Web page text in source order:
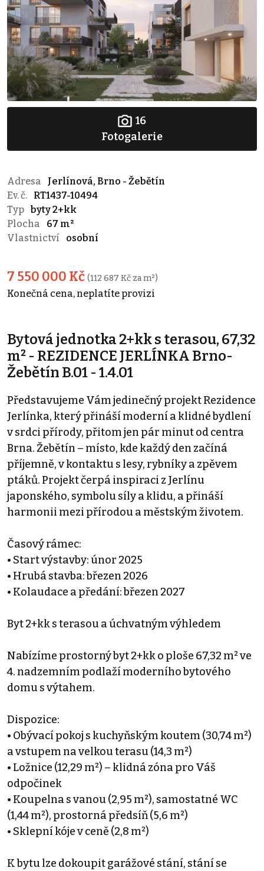
16
Fotogalerie
Adresa
Jerlínová, Brno - Žebětín
Ev. č.
RT1437-10494
Typ byty 2+kk
Plocha
67 m²
Vlastnictví
osobní
7 550 000 Kč (112 687 Kč za m²)
Konečná cena, neplatíte provizi
Bytová jednotka 2+kk s terasou, 67,32
m² - REZIDENCE JERLÍNKA Brno-
Žebětín B.01 - 1.4.01
Představujeme Vám jedinečný projekt Rezidence
Jerlínka, který přináší moderní a klidné bydlení
v srdci přírody, přitom jen pár minut od centra
Brna. Žebětín – místo, kde každý den začíná
příjemně, v kontaktu s lesy, rybníky a zpěvem
ptáků. Projekt čerpá inspiraci z Jerlínu
japonského, symbolu síly a klidu, a přináší
harmonii mezi přírodou a městským životem.
Časový rámec:
• Start výstavby: únor 2025
• Hrubá stavba: březen 2026
• Kolaudace a předání: březen 2027
Byt 2+kk s terasou a úchvatným výhledem
Nabízíme prostorný byt 2+kk o ploše 67,32 m² ve
4. nadzemním podlaží moderního bytového
domu s výtahem.
Dispozice:
• Obývací pokoj s kuchyňským koutem (30,74 m²)
a vstupem na velkou terasu (14,3 m²)
• Ložnice (12,29 m²) – klidná zóna pro Váš
odpočinek
• Koupelna s vanou (2,95 m²), samostatné WC
(1,44 m²), prostorná předsíň (5,6 m²)
• Sklepní kóje v ceně (2,8 m²)
K bytu lze dokoupit garážové stání, stání se